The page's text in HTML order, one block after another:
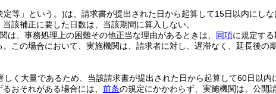
定等」という。)は、請求書が提出された日から起算して15日以内にしな
該補正に要した日数は、当該期間に算入しない。
は、事務処理上の困難その他正当な理由があるときは、 同項に規定す
この場合において、実施機関は、請求者に対し、遅滞なく、延長後の
く大量であるため、当該請求書が提出された日から起算して60日以
おそれがある場合には、 前条の規定にかかわらず、実施機関は、公開